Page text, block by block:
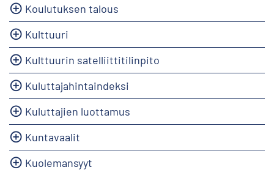
Koulutuksen talous
Kulttuuri
Kulttuurin satelliittitilinpito
Kuluttajahintaindeksi
Kuluttajien luottamus
Kuntavaalit
Kuolemansyyt